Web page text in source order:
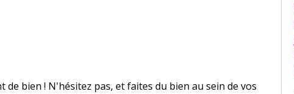
de bien ! N'hésitez pas, et faites du bien au sein de vos